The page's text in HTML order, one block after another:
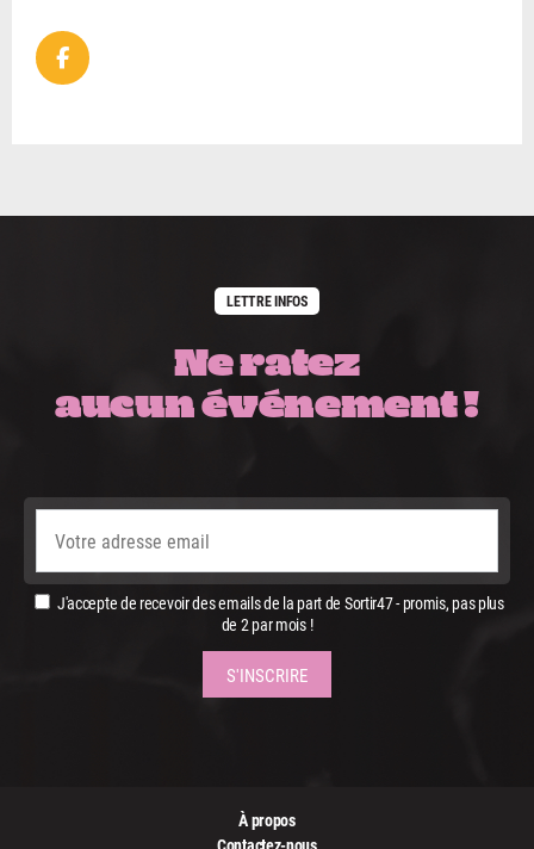
LETTRE INFOS
Ne ratez
aucun événement !
J'accepte de recevoir des emails de la part de Sortir47 - promis, pas plus
de 2 par mois !
À propos
Contactez-nous